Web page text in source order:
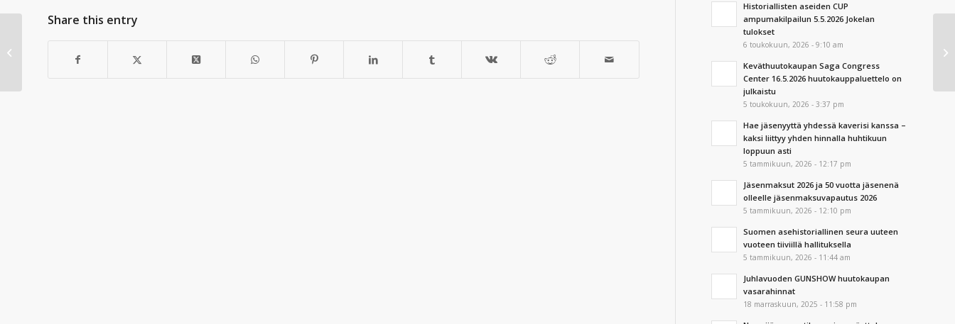
Share this entry
Historiallisten aseiden CUP
ampumakilpailun 5.5.2026 Jokelan
tulokset
6 toukokuun, 2026 - 9:10 am
Keväthuutokaupan Saga Congress
Center 16.5.2026 huutokauppaluettelo on
julkaistu
5 toukokuun, 2026 - 3:37 pm
Hae jäsenyyttä yhdessä kaverisi kanssa –
kaksi liittyy yhden hinnalla huhtikuun
loppuun asti
5 tammikuun, 2026 - 12:17 pm
Jäsenmaksut 2026 ja 50 vuotta jäsenenä
olleelle jäsenmaksuvapautus 2026
5 tammikuun, 2026 - 12:10 pm
Suomen asehistoriallinen seura uuteen
vuoteen tiiviillä hallituksella
5 tammikuun, 2026 - 11:44 am
Juhlavuoden GUNSHOW huutokaupan
vasarahinnat
18 marraskuun, 2025 - 11:58 pm